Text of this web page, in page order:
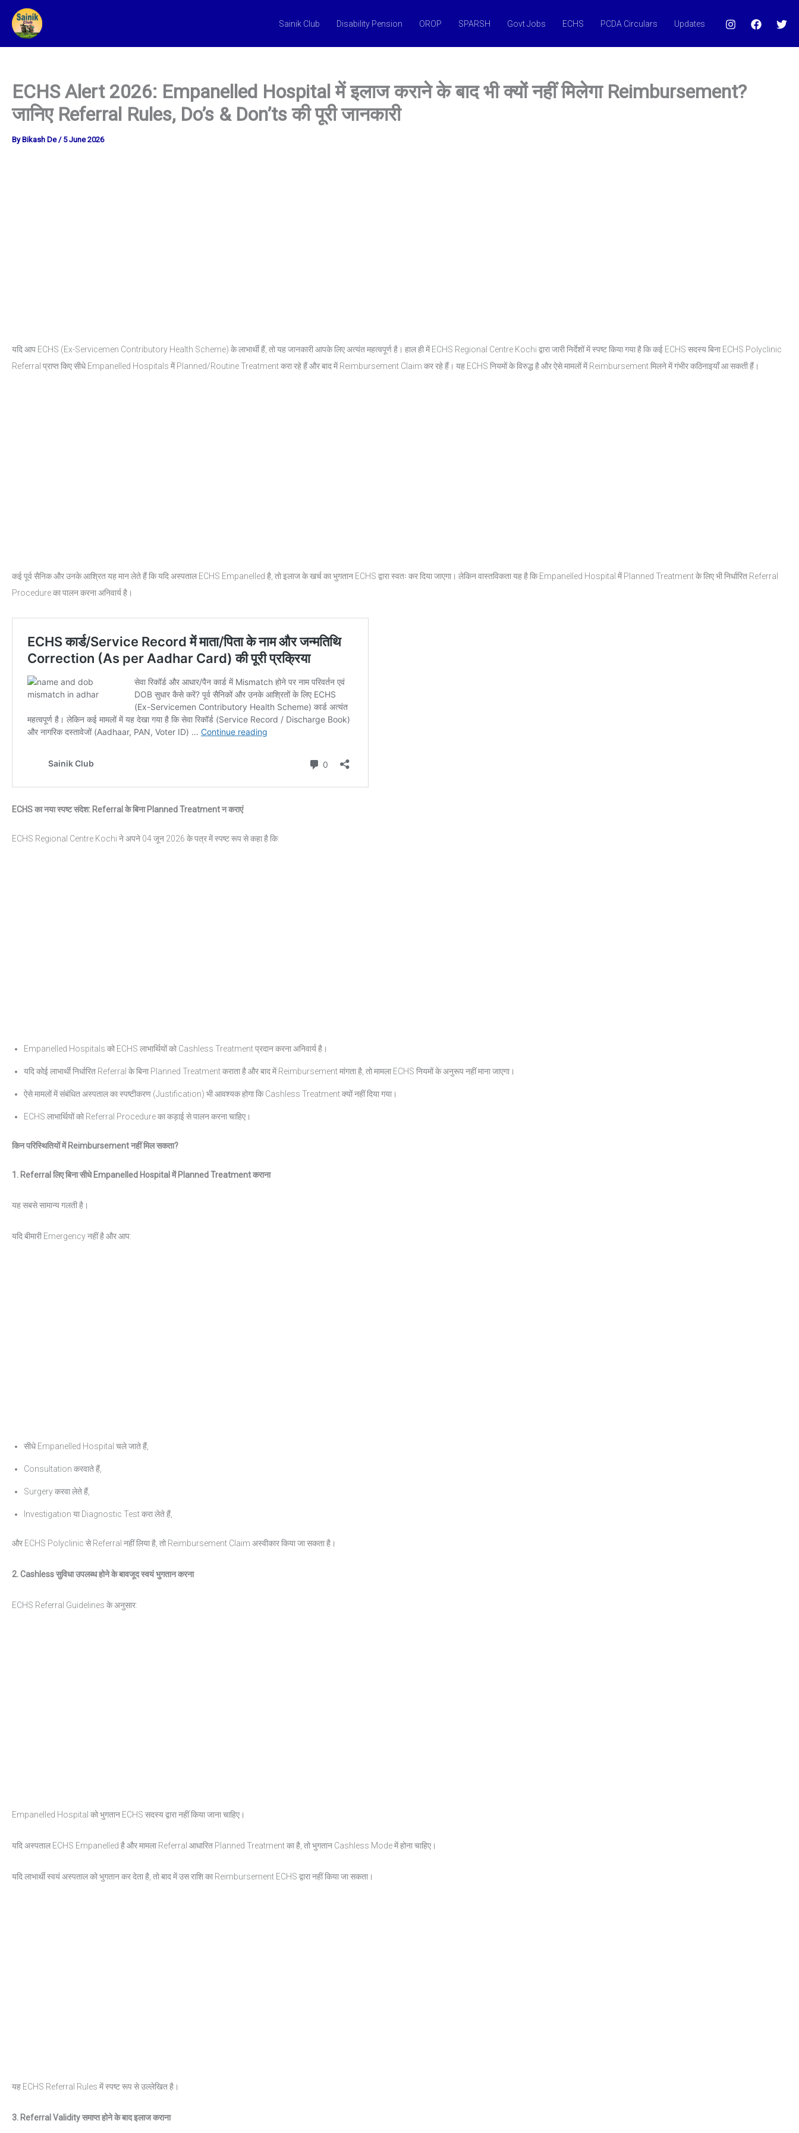
Content
Sainik Club Disability Pension OROP SPARSH Govt Jobs ECHS PCDA Circulars Updates
ECHS Alert 2026: Empanelled Hospital में इलाज कराने के बाद भी क्यों नहीं मिलेगा Reimbursement?
जानिए Referral Rules, Do’s & Don’ts की पूरी जानकारी
By Bikash De/ 5 June 2026
यदि आप ECHS (Ex-Servicemen Contributory Health Scheme) के लाभार्थी हैं, तो यह जानकारी आपके लिए अत्यंत महत्वपूर्ण है। हाल ही में ECHS Regional Centre Kochi द्वारा जारी निर्देशों में स्पष्ट किया गया है कि कई ECHS सदस्य बिना ECHS Polyclinic
Referral प्राप्त किए सीधे Empanelled Hospitals में Planned/Routine Treatment करा रहे हैं और बाद में Reimbursement Claim कर रहे हैं। यह ECHS नियमों के विरुद्ध है और ऐसे मामलों में Reimbursement मिलने में गंभीर कठिनाइयाँ आ सकती हैं।
कई पूर्व सैनिक और उनके आश्रित यह मान लेते हैं कि यदि अस्पताल ECHS Empanelled है, तो इलाज के खर्च का भुगतान ECHS द्वारा स्वतः कर दिया जाएगा। लेकिन वास्तविकता यह है कि Empanelled Hospital में Planned Treatment के लिए भी निर्धारित Referral
Procedure का पालन करना अनिवार्य है।
ECHSकानयास्पष्टसंदेश: Referral केबिनाPlanned Treatmentनकराएं
ECHS Regional Centre Kochi ने अपने 04 जून 2026 के पत्र में स्पष्ट रूप से कहा है कि:
Empanelled Hospitals को ECHS लाभार्थियों को Cashless Treatment प्रदान करना अनिवार्य है।
यदि कोई लाभार्थी निर्धारित Referral के बिना Planned Treatment कराता है और बाद में Reimbursement मांगता है, तो मामला ECHS नियमों के अनुरूप नहीं माना जाएगा।
ऐसे मामलों में संबंधित अस्पताल का स्पष्टीकरण (Justification) भी आवश्यक होगा कि Cashless Treatment क्यों नहीं दिया गया।
ECHS लाभार्थियों को Referral Procedure का कड़ाई से पालन करना चाहिए।
किनपरिस्थितियोंमेंReimbursementनहींमिलसकता?
1. ReferralलिएबिनासीधेEmpanelled HospitalमेंPlanned Treatmentकराना
यह सबसे सामान्य गलती है।
यदि बीमारी Emergency नहीं है और आप:
सीधे Empanelled Hospital चले जाते हैं,
Consultation करवाते हैं,
Surgery करवा लेते हैं,
Investigation या Diagnostic Test करा लेते हैं,
और ECHS Polyclinic से Referral नहीं लिया है, तो Reimbursement Claim अस्वीकार किया जा सकता है।
2. Cashlessसुविधाउपलब्धहोनेकेबावजूदस्वयंभुगतानकरना
ECHS Referral Guidelines के अनुसार:
Empanelled Hospital को भुगतान ECHS सदस्य द्वारा नहीं किया जाना चाहिए।
यदि अस्पताल ECHS Empanelled है और मामला Referral आधारित Planned Treatment का है, तो भुगतान Cashless Mode में होना चाहिए।
यदि लाभार्थी स्वयं अस्पताल को भुगतान कर देता है, तो बाद में उस राशि का Reimbursement ECHS द्वारा नहीं किया जा सकता।
यह ECHS Referral Rules में स्पष्ट रूप से उल्लेखित है।
3. Referral Validityसमाप्तहोनेकेबादइलाजकराना